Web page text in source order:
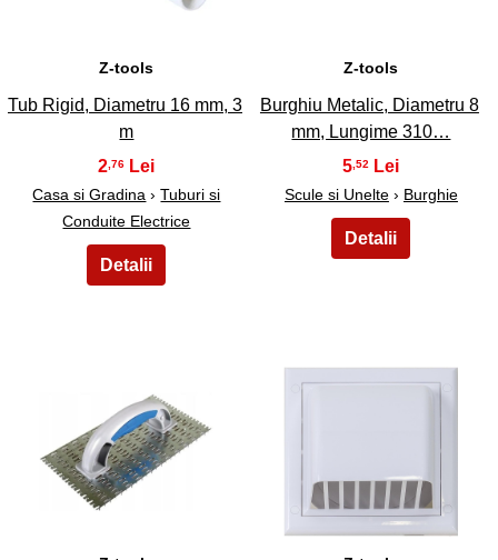
Z-tools
Tub Rigid, Diametru 16 mm, 3
m
2 ,76
Casa si Gradina ›Tuburi si
Conduite Electrice
Z-tools
Burghiu Metalic, Diametru 8
mm, Lungime 310…
5 ,52
Scule si Unelte› Burghie
11